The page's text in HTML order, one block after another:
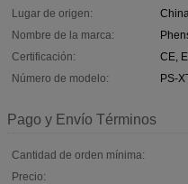
Lugar de origen:
Nombre de la marca:
Certificación:
CE,
Número de modelo:
PS-
Pago y Envío Términos
Cantidad de orden mínima:
Precio: